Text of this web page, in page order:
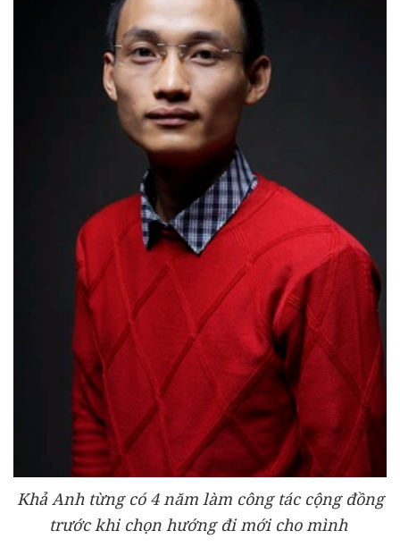
Khả Anh từng có 4 năm làm công tác cộng đồng
trước khi chọn hướng đi mới cho mình